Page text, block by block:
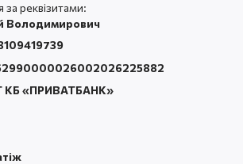
реквізитами:
Володимирович
КБ «ПРИВАТБАНК»